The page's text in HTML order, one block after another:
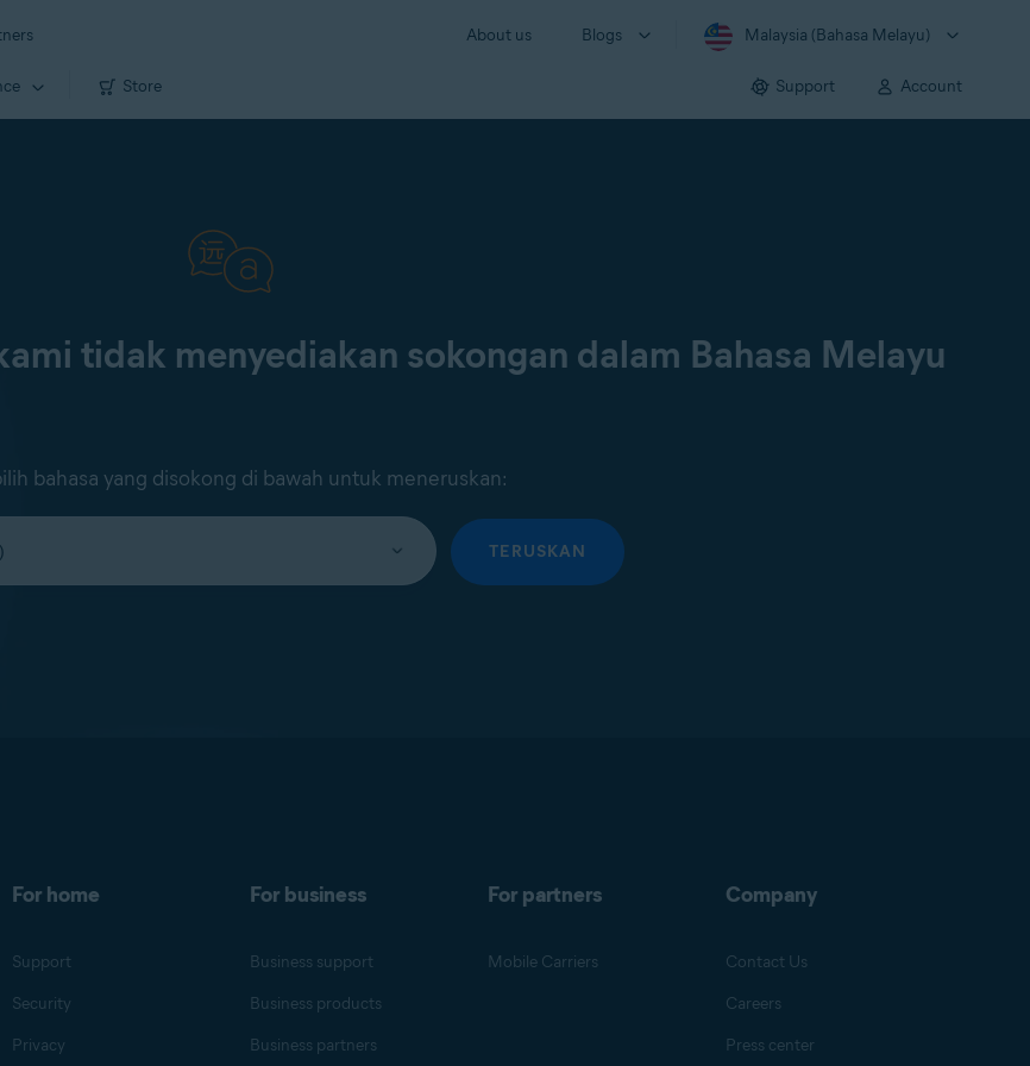
About us Blogs Malaysia (Bahasa Melayu)
Store Support Account
tidak menyediakan sokongan dalam Bahasa Melayu
bahasa yang disokong di bawah untuk meneruskan:
TERUSKAN
For home
Support
Security
Privacy
For business
Business support
Business products
Business partners
For partners
Mobile Carriers
Company
Contact Us
Careers
Press center